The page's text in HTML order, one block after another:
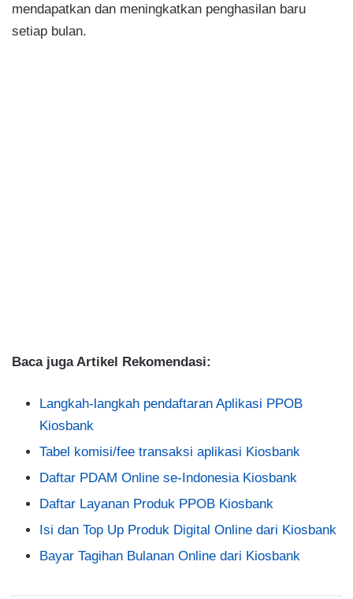
mendapatkan dan meningkatkan penghasilan baru
setiap bulan.
Baca juga Artikel Rekomendasi:
Langkah-langkah pendaftaran Aplikasi PPOB
Kiosbank
Tabel komisi/fee transaksi aplikasi Kiosbank
Daftar PDAM Online se-Indonesia Kiosbank
Daftar Layanan Produk PPOB Kiosbank
Isi dan Top Up Produk Digital Online dari Kiosbank
Bayar Tagihan Bulanan Online dari Kiosbank